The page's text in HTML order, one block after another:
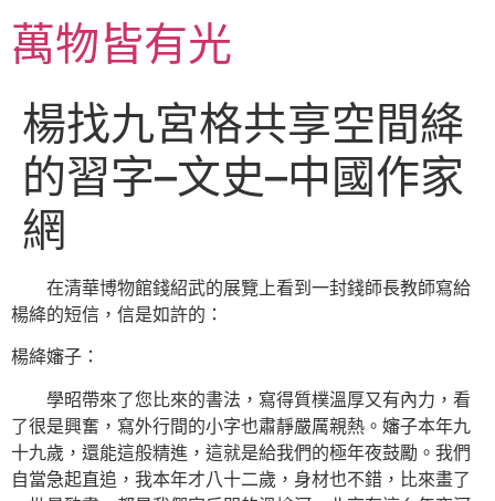
主萬物皆有光
楊找九宮格共享空間絳
的習字–文史–中國作家
網
在清華博物館錢紹武的展覽上看到一封錢師長教師寫給
楊絳的短信，信是如許的：
楊絳嬸子：
學昭帶來了您比來的書法，寫得質樸溫厚又有內力，看
了很是興奮，寫外行間的小字也肅靜嚴厲親熱。嬸子本年九
十九歲，還能這般精進，這就是給我們的極年夜鼓勵。我們
自當急起直追，我本年才八十二歲，身材也不錯，比來畫了